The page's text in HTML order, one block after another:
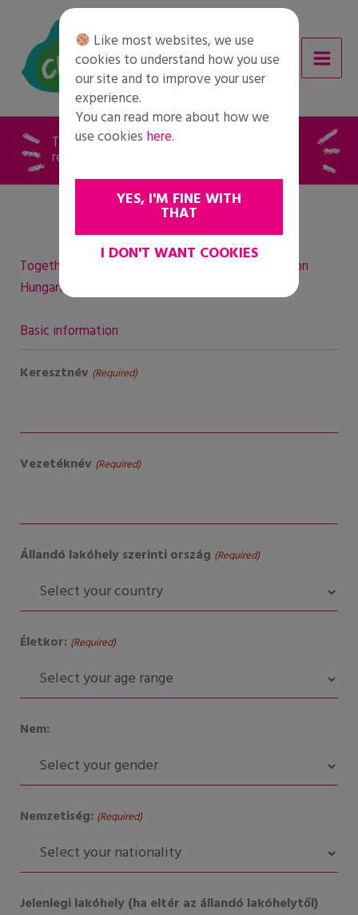
content
Together for Change – Speaker training
registration Hungarian
Together for Change – Speaker training registration
Hungarian
Basic information
Keresztnév (Required)
Vezetéknév (Required)
Állandó lakóhely szerinti ország (Required)
Életkor: (Required)
Nem:
Nemzetiség: (Required)
Jelenlegi lakóhely (ha eltér az állandó lakóhelytől)
Like most websites, we use
cookies to understand how you use
our site and to improve your user
experience.
You can read more about how we
use cookies here.
YES, I'M FINE WITH
THAT
I DON'T WANT COOKIES